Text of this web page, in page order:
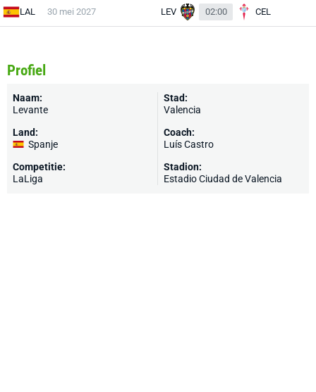
LAL 30 mei 2027 LEV 02:00 CEL
Profiel
Naam:
Levante
Land:
Spanje
Competitie:
LaLiga
Stad:
Valencia
Coach:
Luís Castro
Stadion:
Estadio Ciudad de Valencia